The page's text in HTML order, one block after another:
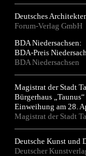
Deutsches
Forum-Verlag GmbH
BDA Niedersachsen:
BDA-Preis
BDA Niedersachsen
Magistrat der Stadt
Bürgerhaus „Taunus“
Einweihung am 28.
Magistrat der Stadt
Deutsche Kunst und
Deutscher